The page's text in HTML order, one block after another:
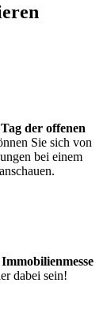
Tag der offenen
Sie sich von
bei einem
dabei sein!